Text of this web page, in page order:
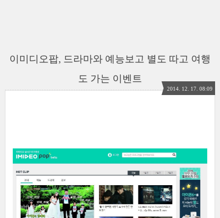
이미디오팝, 드라마와 예능보고 별도 따고 여행
도 가는 이벤트
2014. 12. 17. 08:09